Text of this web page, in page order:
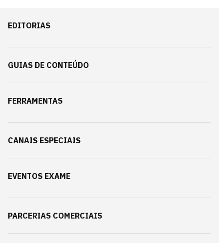
EDITORIAS
GUIAS DE CONTEÚDO
FERRAMENTAS
CANAIS ESPECIAIS
EVENTOS EXAME
PARCERIAS COMERCIAIS